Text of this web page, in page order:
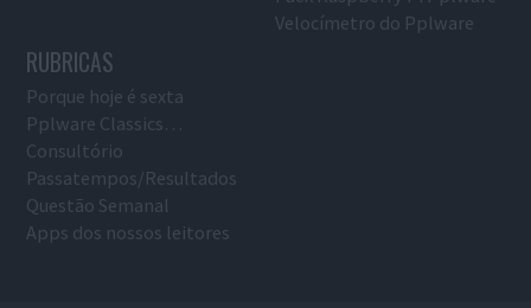
Velocímetro do Pplware
RUBRICAS
Porque hoje é sexta
Pplware Classics…
Consultório
Passatempos/Resultados
Questão Semanal
Apps dos nossos leitores